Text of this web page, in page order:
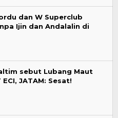
dan W Superclub
Ijin dan Andalalin di
sebut Lubang Maut
JATAM: Sesat!